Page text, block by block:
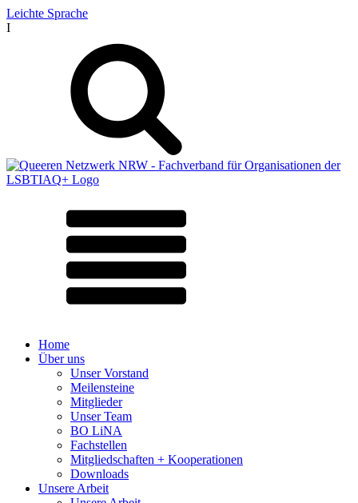
Leichte Sprache
I
Home
Über uns
Unser Vorstand
Meilensteine
Mitglieder
Unser Team
BO LiNA
Fachstellen
Mitgliedschaften + Kooperationen
Downloads
Unsere Arbeit